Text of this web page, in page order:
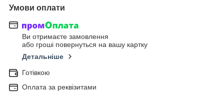
Умови оплати
Ви отримаєте замовлення
або гроші повернуться на вашу картку
Детальніше
Готівкою
Оплата за реквізитами